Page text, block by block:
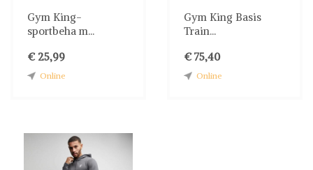
Gym King-
sportbeha m...
€ 25,99
Online
Gym King Basis
Train...
€ 75,40
Online